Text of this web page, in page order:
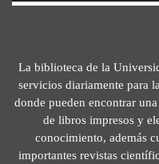
La biblioteca de la
servicios diariamente para
donde pueden encontrar
de libros impresos y
conocimiento, además
importantes revistas